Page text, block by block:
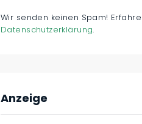
Wir senden keinen Spam!
Datenschutzerklärung.
Anzeige